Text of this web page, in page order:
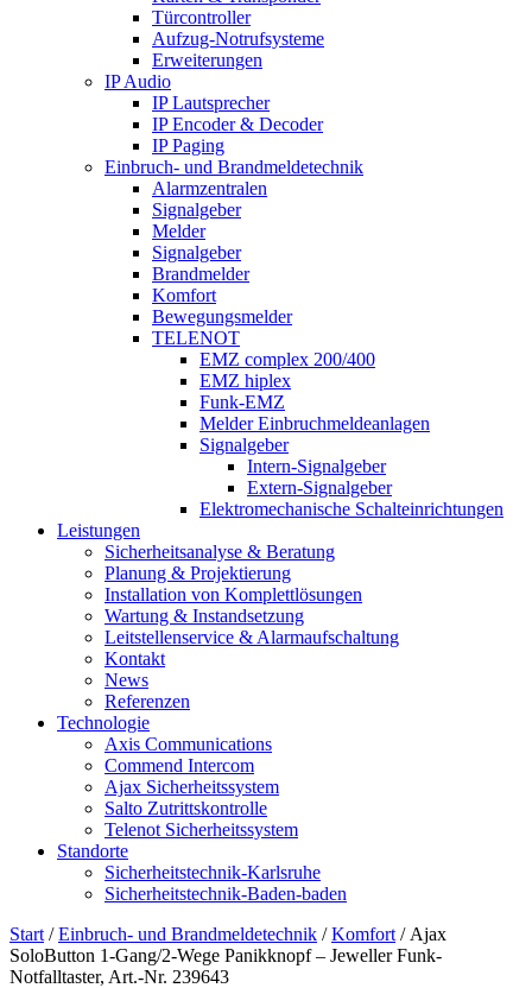
Türcontroller
Aufzug-Notrufsysteme
Erweiterungen
IP Audio
IP Lautsprecher
IP Encoder & Decoder
IP Paging
Einbruch- und Brandmeldetechnik
Alarmzentralen
Signalgeber
Melder
Signalgeber
Brandmelder
Komfort
Bewegungsmelder
TELENOT
EMZ complex 200/400
EMZ hiplex
Funk-EMZ
Melder Einbruchmeldeanlagen
Signalgeber
Intern-Signalgeber
Extern-Signalgeber
Elektromechanische Schalteinrichtungen
Leistungen
Sicherheitsanalyse & Beratung
Planung & Projektierung​
Installation von Komplettlösungen
Wartung & Instandsetzung
Leitstellenservice & Alarmaufschaltung
Kontakt
News
Referenzen
Technologie
Axis Communications
Commend Intercom
Ajax Sicherheitssystem​
Salto Zutrittskontrolle
Telenot Sicherheitssystem
Standorte
Sicherheitstechnik-Karlsruhe
Sicherheitstechnik-Baden-baden
Start /Einbruch- und Brandmeldetechnik /Komfort / Ajax
SoloButton 1-Gang/2-Wege Panikknopf – Jeweller Funk-
Notfalltaster, Art.-Nr. 239643